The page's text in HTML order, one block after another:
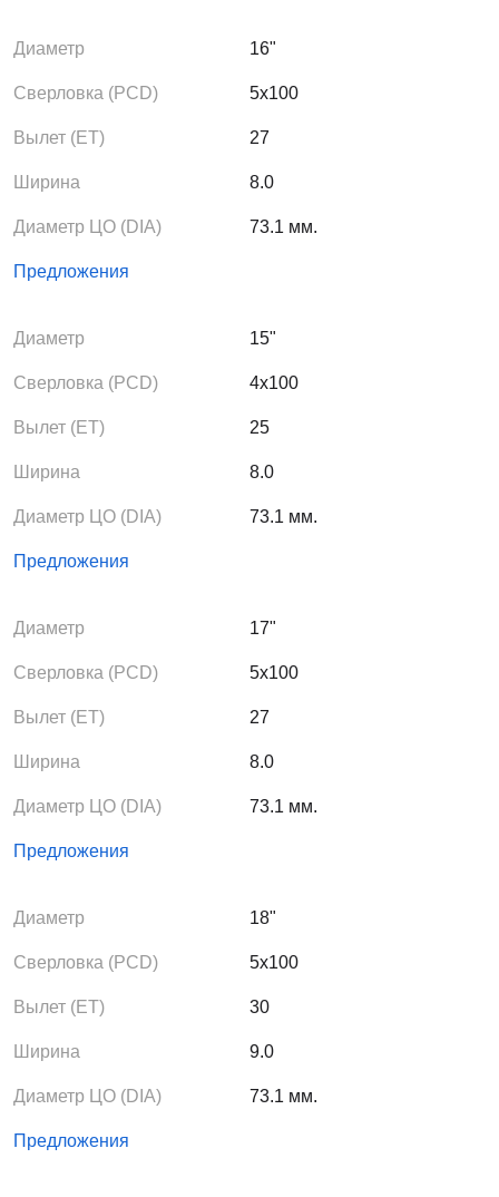
Диаметр 16"
Сверловка (PCD) 5x100
Вылет (ЕТ) 27
Ширина 8.0
Диаметр ЦО (DIA) 73.1 мм.
Предложения
Диаметр 15"
Сверловка (PCD) 4x100
Вылет (ЕТ) 25
Ширина 8.0
Диаметр ЦО (DIA) 73.1 мм.
Предложения
Диаметр 17"
Сверловка (PCD) 5x100
Вылет (ЕТ) 27
Ширина 8.0
Диаметр ЦО (DIA) 73.1 мм.
Предложения
Диаметр 18"
Сверловка (PCD) 5x100
Вылет (ЕТ) 30
Ширина 9.0
Диаметр ЦО (DIA) 73.1 мм.
Предложения